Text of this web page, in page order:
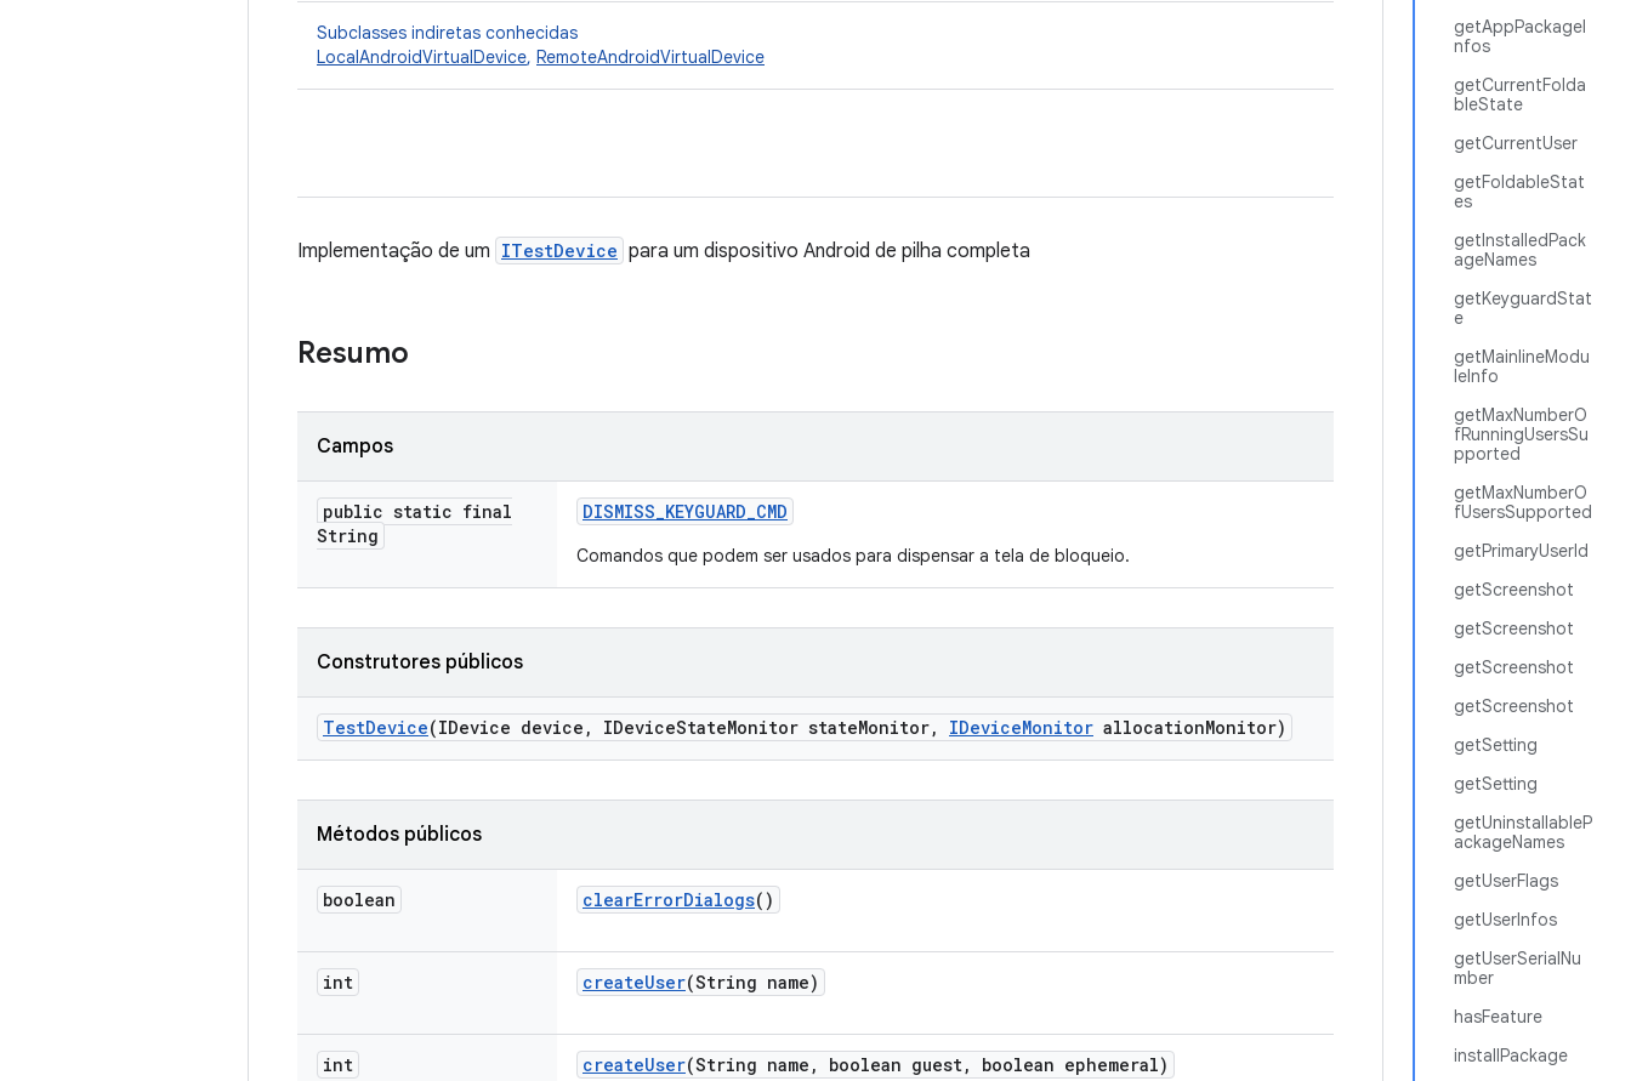
getAppPackageI
nfos
getCurrentFolda
bleState
getCurrentUser
getFoldableStat
es
getInstalledPack
ageNames
getKeyguardStat
e
getMainlineModu
leInfo
getMaxNumberO
fRunningUsersSu
pported
getMaxNumberO
fUsersSupported
getPrimaryUserId
getScreenshot
getScreenshot
getScreenshot
getScreenshot
getSetting
getSetting
getUninstallableP
ackageNames
getUserFlags
getUserInfos
getUserSerialNu
mber
hasFeature
installPackage
Subclasses indiretas conhecidas
LocalAndroidVirtualDevice, RemoteAndroidVirtualDevice
Implementação de um ITestDevice para um dispositivo Android de pilha completa
Resumo
Campos
public static final
String
DISMISS_KEYGUARD_CMD
Comandos que podem ser usados para dispensar a tela de bloqueio.
Construtores públicos
TestDevice(IDevice device , IDeviceStateMonitor stateMonitor, IDeviceMonitor allocationMonitor)
Métodos públicos
boolean clearErrorDialogs()
int createUser(String name)
int createUser(String name , boolean guest, boolean ephemeral)